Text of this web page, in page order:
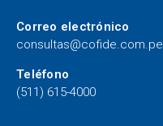
Correo electrónico
consultas@cofide.com.pe
Teléfono
(511) 615-4000